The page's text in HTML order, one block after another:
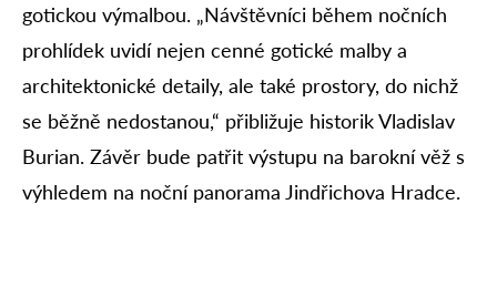
gotickou výmalbou. „Návštěvníci během nočních
prohlídek uvidí nejen cenné gotické malby a
architektonické detaily, ale také prostory, do nichž
se běžně nedostanou,“ přibližuje historik Vladislav
Burian. Závěr bude patřit výstupu na barokní věž s
výhledem na noční panorama Jindřichova Hradce.